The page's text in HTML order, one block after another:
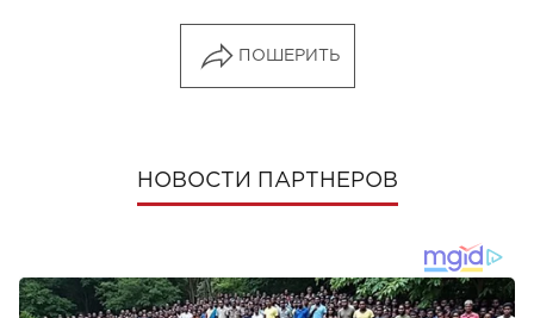
ПОШЕРИТЬ
НОВОСТИ ПАРТНЕРОВ